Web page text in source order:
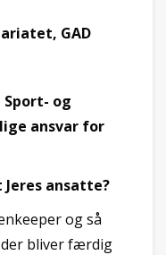
GAD
Sport- og
ansvar for
ansatte?
og så
der bliver færdig